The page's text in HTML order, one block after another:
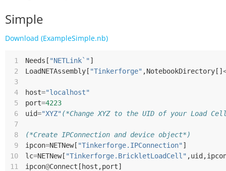
Simple
Download (ExampleSimple.nb)
1 Needs [ "NETLink`" ]
2
LoadNETAssembly [ "Tinkerforge" ,NotebookDirectory []
3
4
host="localhost"
5
port=4223
6
uid="XYZ" (*Change XYZ to the UID of your Load
7
8
(*Create IPConnection and device object*)
9
ipcon=NETNew[ "Tinkerforge.IPConnection" ]
10
lc=NETNew[ "Tinkerforge.BrickletLoadCell" ,uid ,
11
ipcon@Connect [ host ,port]